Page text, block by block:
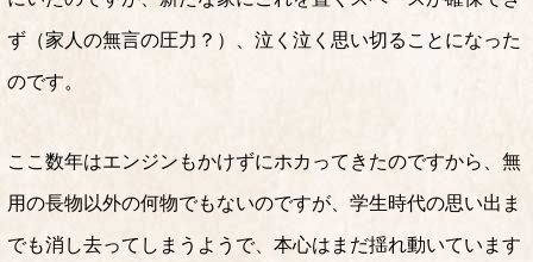
ず（家人の無言の圧力？）、泣く泣く思い切ることになった
のです。
ここ数年はエンジンもかけずにホカってきたのですから、無
用の長物以外の何物でもないのですが、学生時代の思い出ま
でも消し去ってしまうようで、本心はまだ揺れ動いています